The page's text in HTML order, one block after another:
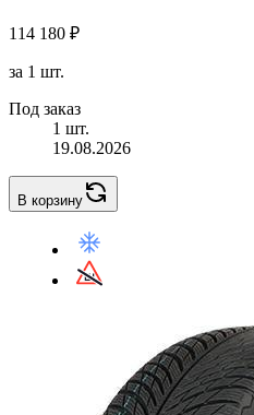
114 180 ₽
за 1 шт.
Под заказ
1 шт.
19.08.2026
В корзину